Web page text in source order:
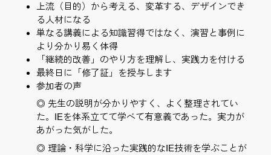
上流（目的）から考える、変革する、デザインでき
る人材になる
単なる講義による知識習得ではなく、演習と事例に
より分かり易く体得
「継続的改善」のやり方を理解し、実践力を付ける
最終日に「修了証」を授与します
参加者の声
◎ 先生の説明が分かりやすく、よく整理されてい
た。IEを体系立てて学べて有意義であった。実力が
あがった気がした。
◎ 理論・科学に沿った実践的なIE技術を学ぶことが